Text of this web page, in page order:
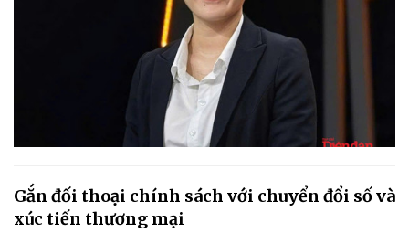
Gắn đối thoại chính sách với chuyển đổi số và
xúc tiến thương mại